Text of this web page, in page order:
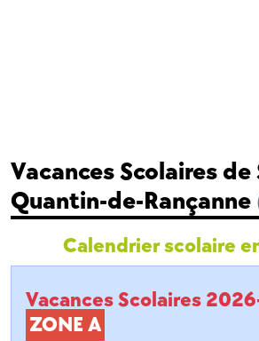
Vacances Scolaires de
Quantin-de-Rançanne
Calendrier scolaire
Vacances Scolaires
ZONE A